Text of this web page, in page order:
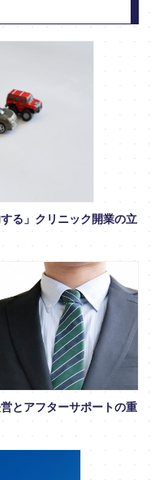
る」クリニック開業の立
とアフターサポートの重